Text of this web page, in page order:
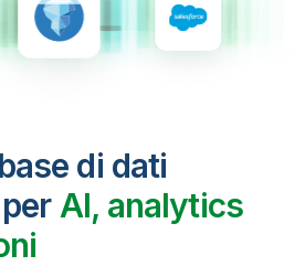
di dati
AI, analytics